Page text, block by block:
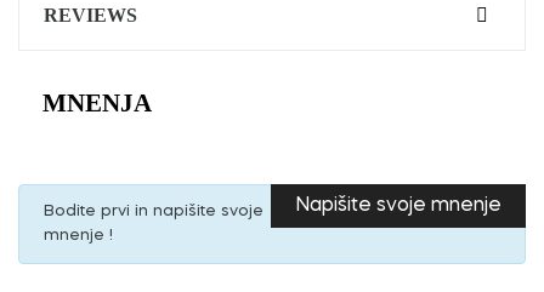
REVIEWS
MNENJA
Napišite svoje mnenje
Bodite prvi in napišite svoje
mnenje !